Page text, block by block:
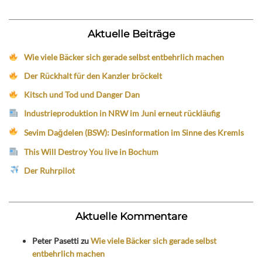
Aktuelle Beiträge
Wie viele Bäcker sich gerade selbst entbehrlich machen
Der Rückhalt für den Kanzler bröckelt
Kitsch und Tod und Danger Dan
Industrieproduktion in NRW im Juni erneut rückläufig
Sevim Dağdelen (BSW): Desinformation im Sinne des Kremls
This Will Destroy You live in Bochum
Der Ruhrpilot
Aktuelle Kommentare
Peter PasettizuWie viele Bäcker sich gerade selbst
entbehrlich machen